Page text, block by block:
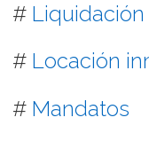
# Liquidación
# Locación
# Mandatos